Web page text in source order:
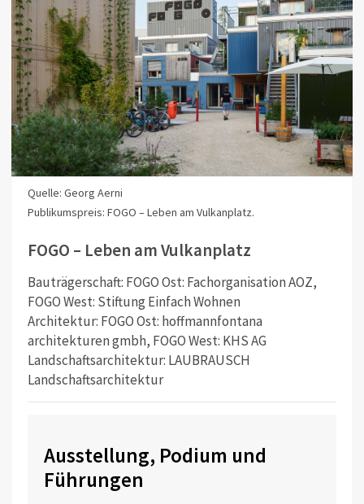
Quelle: Georg Aerni
Publikumspreis: FOGO – Leben am Vulkanplatz.
FOGO – Leben am Vulkanplatz
Bauträgerschaft: FOGO Ost: Fachorganisation AOZ,
FOGO West: Stiftung Einfach Wohnen
Architektur: FOGO Ost: hoffmannfontana
architekturen gmbh, FOGO West: KHS AG
Landschaftsarchitektur: LAUBRAUSCH
Landschaftsarchitektur
Ausstellung, Podium und
Führungen